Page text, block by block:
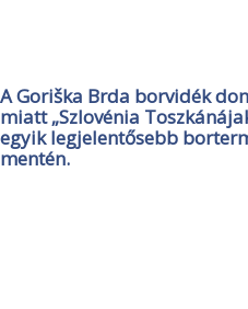
A Goriška Brda borvidék
miatt „Szlovénia
egyik legjelentősebb
mentén.